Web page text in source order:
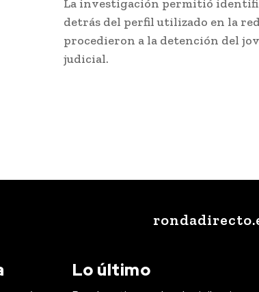
La investigación permitió
detrás del perfil utilizado en la
procedieron a la detención del
judicial.
Lo último